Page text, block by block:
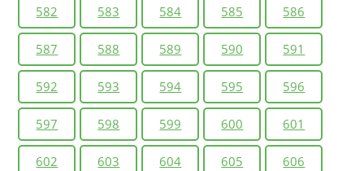
582 583 584 585 586
587 588 589 590 591
592 593 594 595 596
597 598 599 600 601
602 603 604 605 606